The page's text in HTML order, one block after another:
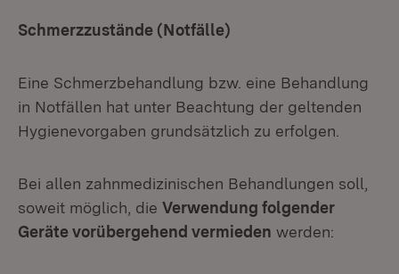
Schmerzzustände (Notfälle)
Eine Schmerzbehandlung bzw. eine Behandlung
in Notfällen hat unter Beachtung der geltenden
Hygienevorgaben grundsätzlich zu erfolgen.
Bei allen zahnmedizinischen Behandlungen soll,
soweit möglich, die Verwendung folgender
Geräte vorübergehend vermieden werden: